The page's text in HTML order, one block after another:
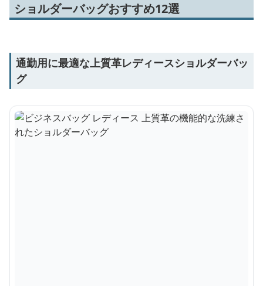
ショルダーバッグおすすめ12選
通勤用に最適な上質革レディースショルダーバッ
グ